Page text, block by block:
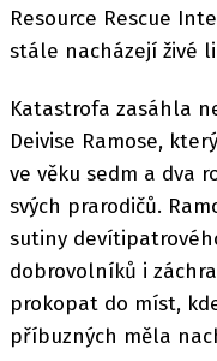
Resource Rescue
stále nacházejí živé
Katastrofa zasáhla
Deivise Ramose,
ve věku sedm a dva
svých prarodičů.
sutiny
dobrovolníků i
prokopat do míst,
příbuzných měla